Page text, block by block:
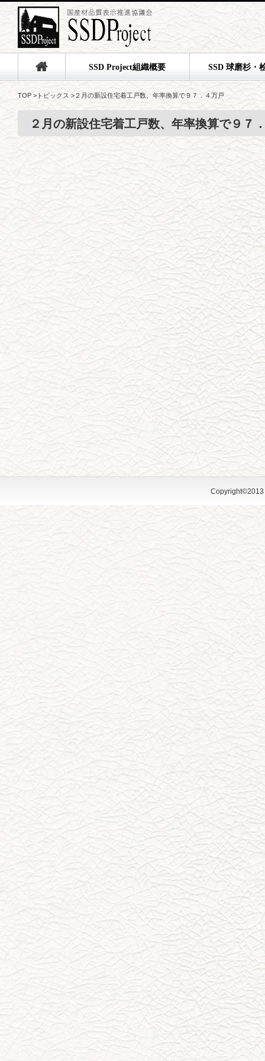
SSD Project組織概要 SSD 球磨杉・
TOP > トピックス > ２月の新設住宅着工戸数、年率換算で９７．４万戸
２月の新設住宅着工戸数、年率換算で９７
Copyright©2013